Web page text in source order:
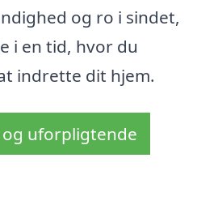
og ro i sindet,
i en tid, hvor du
indrette dit hjem.
uforpligtende